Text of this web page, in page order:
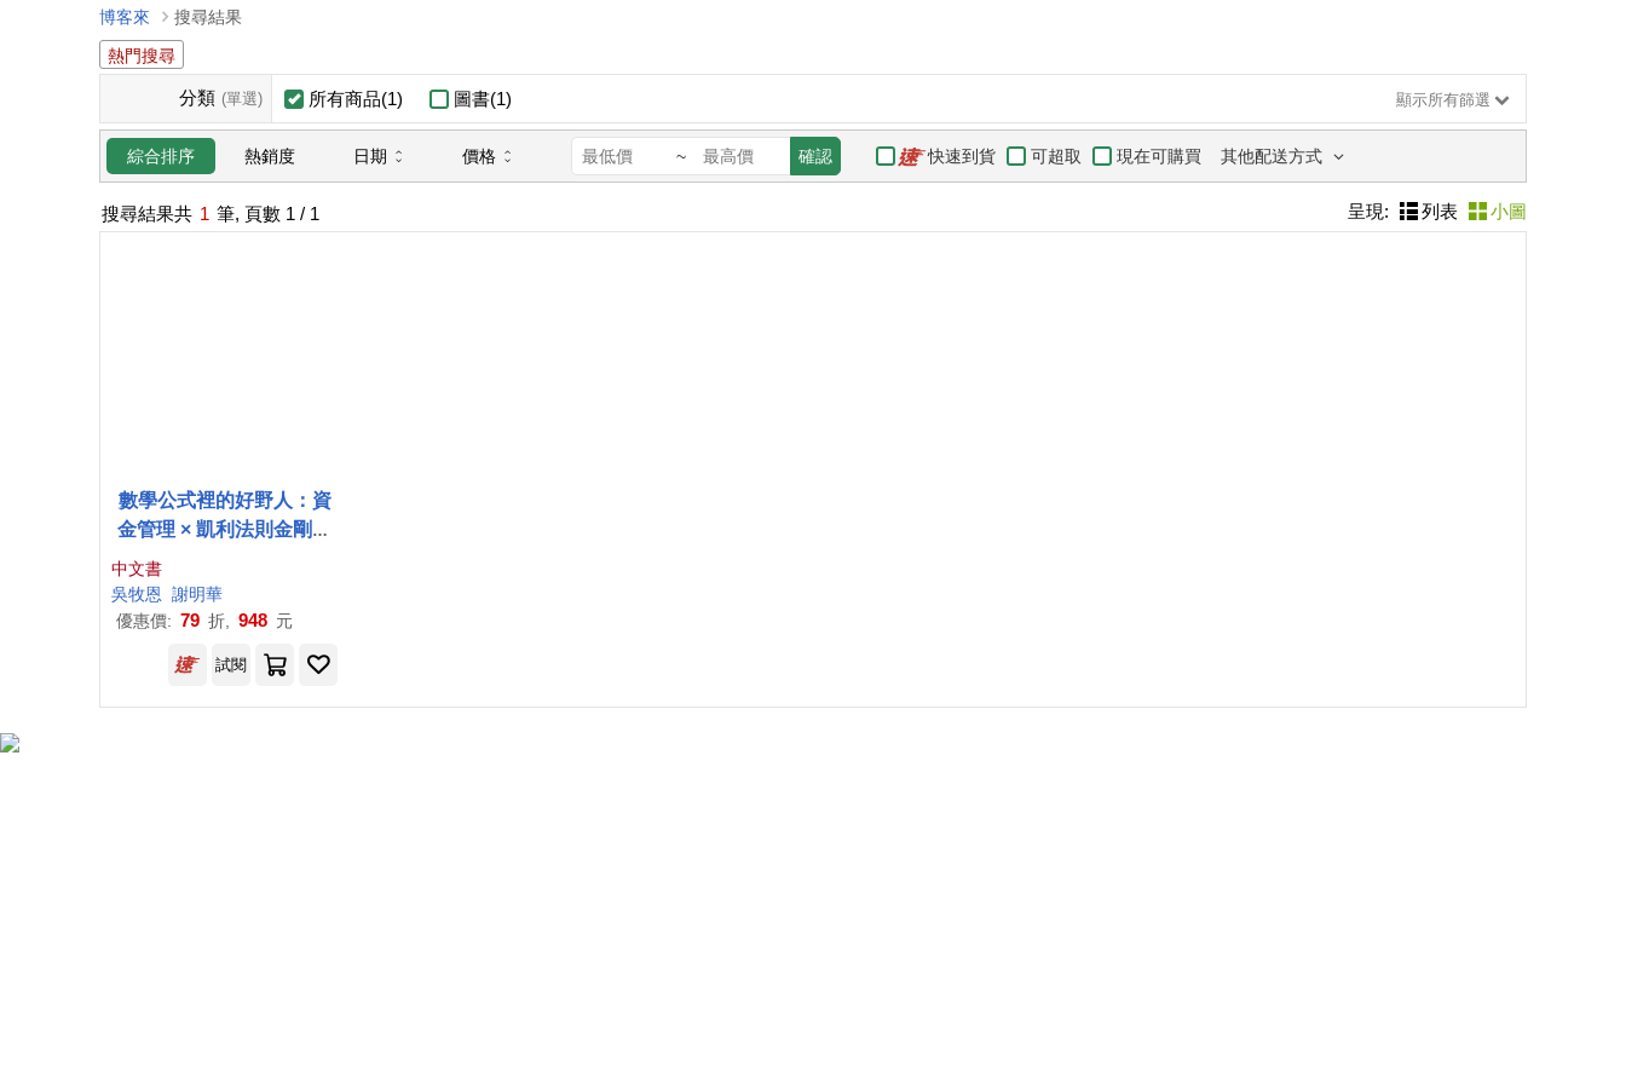
博客來
搜尋結果
熱門搜尋
分類 (單選) 所有商品(1) 圖書(1) 顯示所有篩選
綜合排序 熱銷度 日期 價格 ~ 確認 快速到貨 可超取 現在可購買 其他配送方式
搜尋結果共 1 筆, 頁數 1 / 1 呈現: 列表 小圖
數學公式裡的好野人：資
金管理 × 凱利法則金剛經
中文書
吳牧恩
謝明華
優惠價: 79 折, 948 元
試閱